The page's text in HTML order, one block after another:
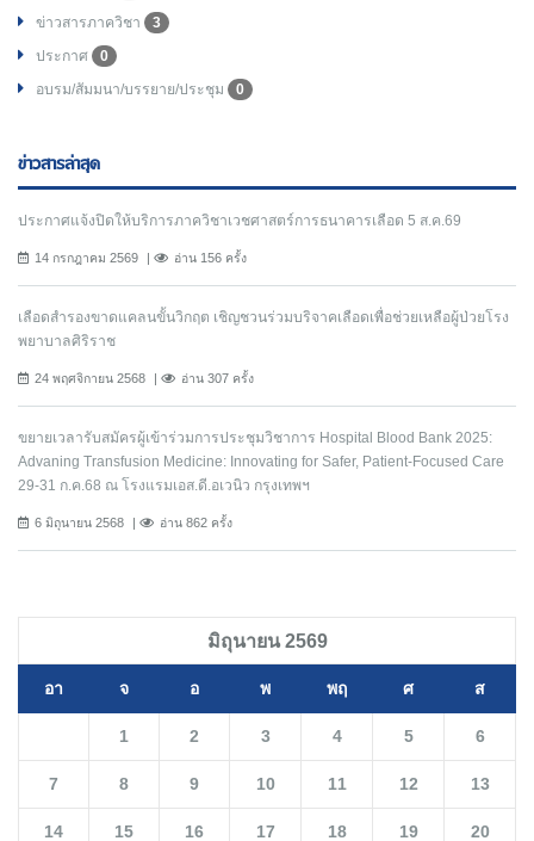
ข่าวสารภาควิชา
3
ประกาศ
0
อบรม/สัมมนา/บรรยาย/ประชุม
0
ข่าวสารล่าสุด
ประกาศแจ้งปิดให้บริการภาควิชาเวชศาสตร์การธนาคารเลือด 5 ส.ค.69
14 กรกฎาคม 2569 อ่าน 156 ครั้ง
เลือดสำรองขาดแคลนขั้นวิกฤต เชิญชวนร่วมบริจาคเลือดเพื่อช่วยเหลือผู้ป่วยโรง
พยาบาลศิริราช
24 พฤศจิกายน 2568 อ่าน 307 ครั้ง
ขยายเวลารับสมัครผู้เข้าร่วมการประชุมวิชาการ Hospital Blood Bank 2025:
Advaning Transfusion Medicine: Innovating for Safer, Patient-Focused Care
29-31 ก.ค.68 ณ โรงแรมเอส.ดี.อเวนิว กรุงเทพฯ
6 มิถุนายน 2568 อ่าน 862 ครั้ง
มิถุนายน 2569
อา จ อ พ พฤ ศ ส
1 2 3 4 5 6
7 8 9 10 11 12 13
14 15 16 17 18 19 20